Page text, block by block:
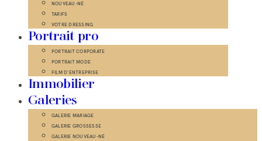
NOUVEAU-NÉ
TARIFS
VOTRE DRESSING
Portrait pro
PORTRAIT CORPORATE
PORTRAIT MODE
FILM D’ENTREPRISE
Immobilier
Galeries
GALERIE MARIAGE
GALERIE GROSSESSE
GALERIE NOUVEAU-NÉ